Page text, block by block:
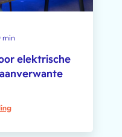
min
elektrische